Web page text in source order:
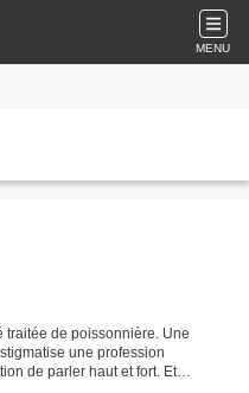
MENU
traitée de poissonnière. Une
une profession
de parler haut et fort. Et